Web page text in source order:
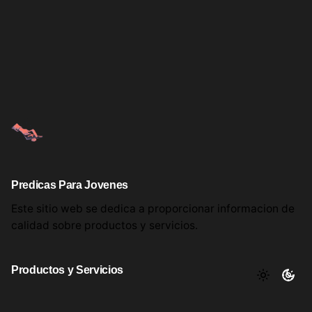
Predicas Para Jovenes
Este sitio web se dedica a proporcionar informacion de
calidad sobre productos y servicios.
Productos y Servicios